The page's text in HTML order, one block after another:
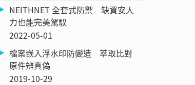
NEITHNET 全套式防禦 缺資安人
力也能完美駕馭
2022-05-01
檔案嵌入浮水印防變造 萃取比對
原件辨真偽
2019-10-29